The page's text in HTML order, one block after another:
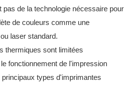
pas de la technologie nécessaire pour
de couleurs comme une
laser standard.
thermiques sont limitées
fonctionnement de l'impression
types d'imprimantes